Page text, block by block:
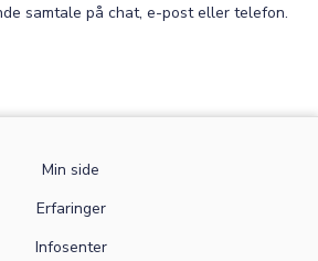
samtale på chat, e-post eller telefon.
Min side
Erfaringer
Infosenter